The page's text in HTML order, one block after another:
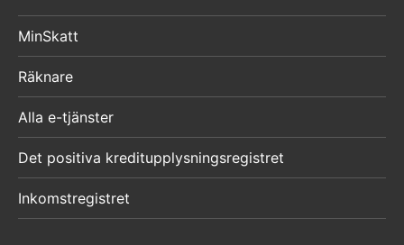
MinSkatt
Räknare
Alla e-tjänster
Det positiva kreditupplysningsregistret
Inkomstregistret